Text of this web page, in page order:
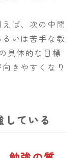
えば、次の中間
いは苦手な教
具体的な目標
きやすくなり
ている